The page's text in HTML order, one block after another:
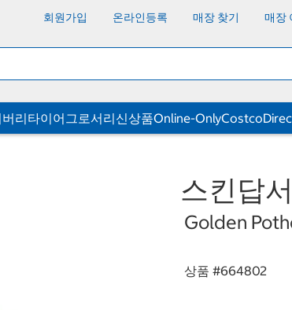
회원가입 온라인등록 매장 찾기 매장
리타이어그로서리신상품Online-Only
스킨답
Golden
상품 #664802